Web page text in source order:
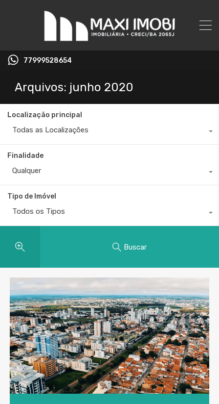
77999528654
Arquivos: junho 2020
Localização principal
Todas as Localizações
Finalidade
Qualquer
Tipo de Imóvel
Todos os Tipos
Buscar